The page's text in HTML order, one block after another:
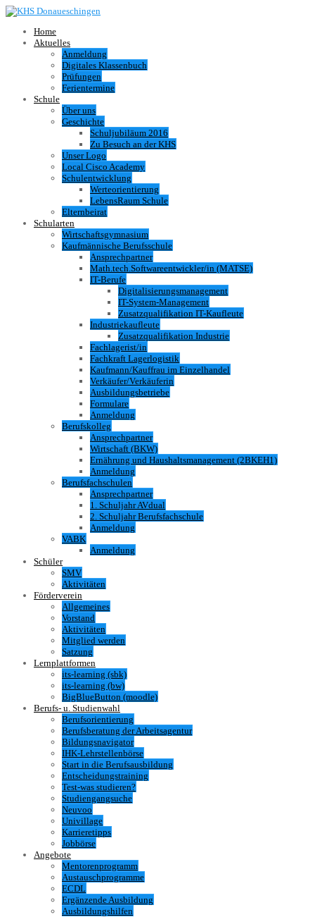
Home
Aktuelles
Anmeldung
Digitales Klassenbuch
Prüfungen
Ferientermine
Schule
Über uns
Geschichte
Schuljubiläum 2016
Zu Besuch an der KHS
Unser Logo
Local Cisco Academy
Schulentwicklung
Werteorientierung
LebensRaum Schule
Elternbeirat
Schularten
Wirtschaftsgymnasium
Kaufmännische Berufsschule
Ansprechpartner
Math.tech.Softwareentwickler/in (MATSE)
IT-Berufe
Digitalisierungsmanagement
IT-System-Management
Zusatzqualifikation IT-Kaufleute
Industriekaufleute
Zusatzqualifikation Industrie
Fachlagerist/in
Fachkraft Lagerlogistik
Kaufmann/Kauffrau im Einzelhandel
Verkäufer/Verkäuferin
Ausbildungsbetriebe
Formulare
Anmeldung
Berufskolleg
Ansprechpartner
Wirtschaft (BKW)
Ernährung und Haushaltsmanagement (2BKEH1)
Anmeldung
Berufsfachschulen
Ansprechpartner
1. Schuljahr AVdual
2. Schuljahr Berufsfachschule
Anmeldung
VABK
Anmeldung
Schüler
SMV
Aktivitäten
Förderverein
Allgemeines
Vorstand
Aktivitäten
Mitglied werden
Satzung
Lernplattformen
its-learning (sbk)
its-learning (bw)
BigBlueButton (moodle)
Berufs- u. Studienwahl
Berufsorientierung
Berufsberatung der Arbeitsagentur
Bildungsnavigator
IHK-Lehrstellenbörse
Start in die Berufsausbildung
Entscheidungstraining
Test-was studieren?
Studiengangsuche
Neuvoo
Univillage
Karrieretipps
Jobbörse
Angebote
Mentorenprogramm
Austauschprogramme
ECDL
Ergänzende Ausbildung
Ausbildungshilfen